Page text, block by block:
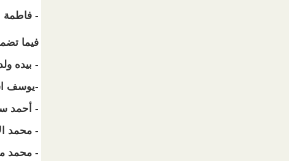
- فاطمة
فيما
- بيده
-يوسف
- أحمد
- محمد
- محمد